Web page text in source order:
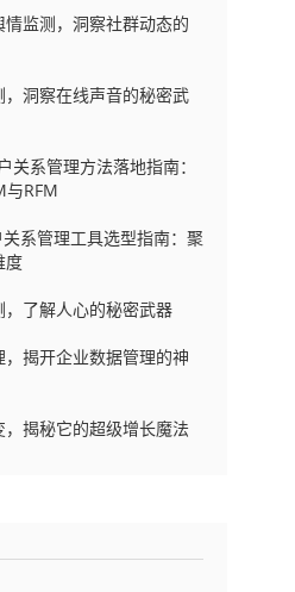
监测，洞察社群动态的
，洞察在线声音的秘密武
关系管理方法落地指南：
与RFM
系管理工具选型指南：聚
度
，了解人心的秘密武器
揭开企业数据管理的神
，揭秘它的超级增长魔法